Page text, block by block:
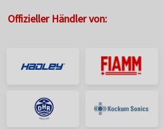
Offizieller Händler von: